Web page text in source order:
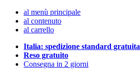
al menù principale
al contenuto
al carrello
Italia: spedizione standard gratuita
Reso gratuito
Consegna in 2 giorni